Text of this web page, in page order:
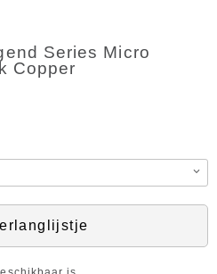
Series Micro
Copper